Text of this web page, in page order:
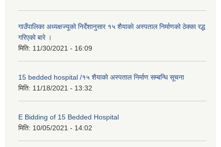
गाउँपालिका अध्यक्षज्यूको निर्देशानुसार १५ शैयाकाे अस्पताल निर्माणको ठेक्का रद्ध
गरिएको बारे ।
मिति: 11/30/2021 - 16:09
15 bedded hospital /१५ शैयाकाे अस्पताल निर्माण सम्बन्धि सूचना
मिति: 11/18/2021 - 13:32
E Bidding of 15 Bedded Hospital
मिति: 10/05/2021 - 14:02